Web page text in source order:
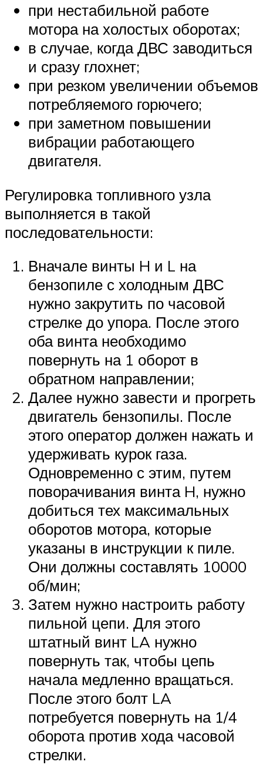
при нестабильной работе
мотора на холостых оборотах;
в случае, когда ДВС заводиться
и сразу глохнет;
при резком увеличении объемов
потребляемого горючего;
при заметном повышении
вибрации работающего
двигателя.
Регулировка топливного узла
выполняется в такой
последовательности:
Вначале винты H и L на
бензопиле с холодным ДВС
нужно закрутить по часовой
стрелке до упора. После этого
оба винта необходимо
повернуть на 1 оборот в
обратном направлении;
Далее нужно завести и прогреть
двигатель бензопилы. После
этого оператор должен нажать и
удерживать курок газа.
Одновременно с этим, путем
поворачивания винта H, нужно
добиться тех максимальных
оборотов мотора, которые
указаны в инструкции к пиле.
Они должны составлять 10000
об/мин;
Затем нужно настроить работу
пильной цепи. Для этого
штатный винт LA нужно
повернуть так, чтобы цепь
начала медленно вращаться.
После этого болт LA
потребуется повернуть на 1/4
оборота против хода часовой
стрелки.